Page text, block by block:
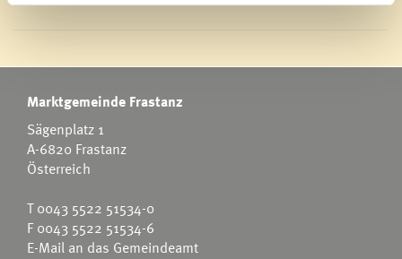
Marktgemeinde Frastanz
Sägenplatz 1
A-6820 Frastanz
Österreich
T0043 5522 51534-0
F 0043 5522 51534-6
E-Mail an das Gemeindeamt